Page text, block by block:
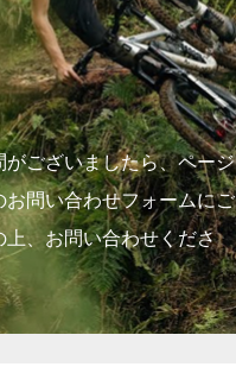
がございましたら、ページ
お問い合わせフォームにご
上、お問い合わせくださ